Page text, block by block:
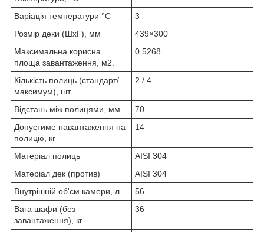
Варіація температури °C
3
Розмір деки (ШхГ), мм
439×300
Максимальна корисна
площа завантаження, м2.
0,5268
Кількість полиць (стандарт/
максимум), шт.
2 / 4
Відстань між полицями, мм
70
Допустиме навантаження на
полицю, кг
14
Матеріал полиць
AISI 304
Матеріал дек (против)
AISI 304
Внутрішній об'єм камери, л
56
Вага шафи (без
завантаження), кг
36